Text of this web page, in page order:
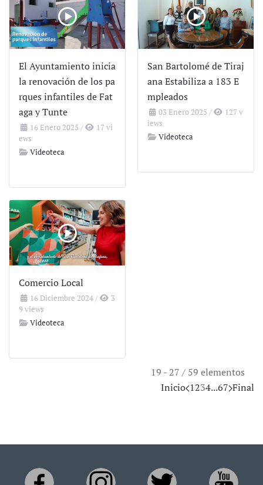
El Ayuntamiento inicia
la renovación de los pa
rques infantiles de Fat
aga y Tunte
16 Enero 2025 /
17 vi
ews
Videoteca
San Bartolomé de Tiraj
ana Estabiliza a 183 E
mpleados
03 Enero 2025 /
127 v
iews
Videoteca
Comercio Local
16 Diciembre 2024/
3
9 views
Videoteca
19 - 27 / 59 elementos
Inicio 1234...67 Final